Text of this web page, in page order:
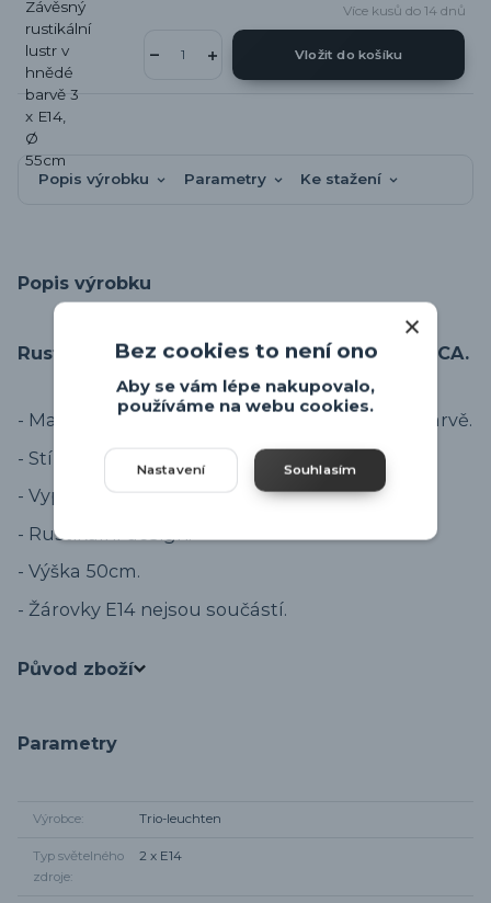
Více kusů do 14 dnů
Vložit do košíku
Popis výrobku Parametry Ke stažení
Popis výrobku
Rustikální stolní lampa Trio Leuchten RUSTICA.
- Materiál montury je kov v rustikální hnědé barvě.
- Stínidlo je skleněné, bílé.
- Vypínač na kabelu.
- Rustikální design.
- Výška 50cm.
- Žárovky E14 nejsou součástí.
Původ zboží
Parametry
Výrobce Trio-leuchten
Typ světelného
zdroje
2 x E14
Bez cookies to není ono
Aby se vám lépe nakupovalo,
používáme na webu cookies.
Nastavení Souhlasím